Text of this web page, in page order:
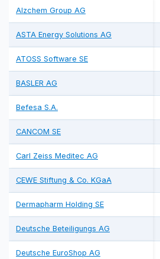
Alzchem Group AG
ASTA Energy Solutions AG
ATOSS Software SE
BASLER AG
Befesa S.A.
CANCOM SE
Carl Zeiss Meditec AG
CEWE Stiftung & Co. KGaA
Dermapharm Holding SE
Deutsche Beteiligungs AG
Deutsche EuroShop AG